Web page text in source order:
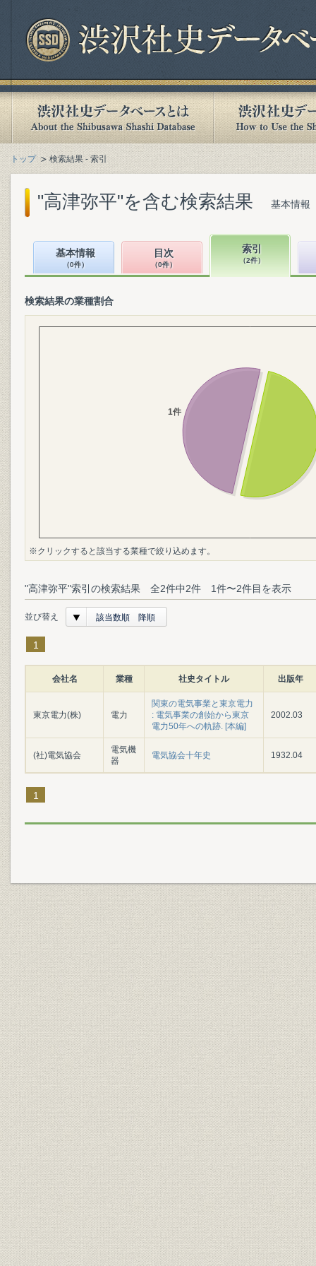
トップ 検索結果 - 索引
"高津弥平"を含む検索結果 基本情報
基本情報
（0件）
目次
（0件）
索引
（2件）
検索結果の業種割合
※クリックすると該当する業種で絞り込めます。
"高津弥平"索引の検索結果 全2件中2件 1件〜2件目を表示
並び替え 該当数順 降順
1
会社名 業種 社史タイトル 出版年
東京電力(株) 電力
関東の電気事業と東京電力
: 電気事業の創始から東京
電力50年への軌跡. [本編]
2002.03
(社)電気協会
電気機
器
電気協会十年史 1932.04
1